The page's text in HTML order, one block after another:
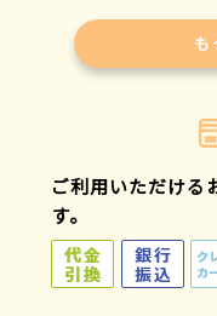
も
ご利用いただける
す。